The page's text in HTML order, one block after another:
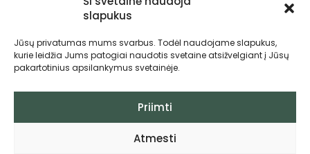
slapukus
Jūsų privatumas mums svarbus. Todėl naudojame slapukus,
kurie leidžia Jums patogiai naudotis svetaine atsižvelgiant į Jūsų
pakartotinius apsilankymus svetainėje.
Priimti
Atmesti
Privatumo politika